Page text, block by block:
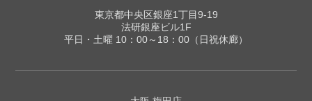
東京都中央区銀座1丁目9-19
法研銀座ビル1F
平日・土曜 10：00～18：00（日祝休廊）